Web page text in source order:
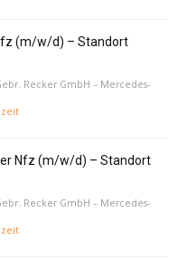
(m/w/d) – Standort
Recker GmbH – Mercedes-
Nfz (m/w/d) – Standort
Recker GmbH – Mercedes-